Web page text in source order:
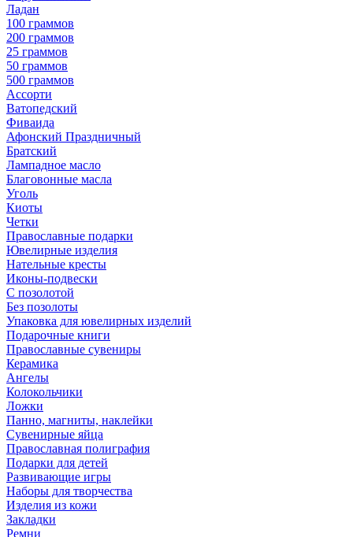
Ладан
100 граммов
200 граммов
25 граммов
50 граммов
500 граммов
Ассорти
Ватопедский
Фиваида
Афонский Праздничный
Братский
Лампадное масло
Благовонные масла
Уголь
Киоты
Четки
Православные подарки
Ювелирные изделия
Нательные кресты
Иконы-подвески
С позолотой
Без позолоты
Упаковка для ювелирных изделий
Подарочные книги
Православные сувениры
Керамика
Ангелы
Колокольчики
Ложки
Панно, магниты, наклейки
Сувенирные яйца
Православная полиграфия
Подарки для детей
Развивающие игры
Наборы для творчества
Изделия из кожи
Закладки
Ремни